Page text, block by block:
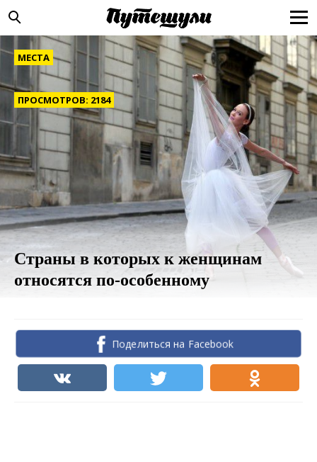
МЕСТА
ПРОСМОТРОВ: 2184
Страны в которых к женщинам
относятся по-особенному
Поделиться на Facebook